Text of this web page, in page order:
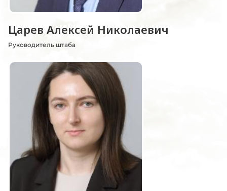
Царев Алексей Николаевич
Руководитель штаба